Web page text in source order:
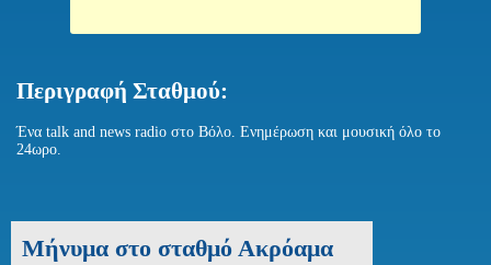
Περιγραφή Σταθμού:
Ένα talk and news radio στο Βόλο. Ενημέρωση και μουσική όλο το
24ωρο.
Μήνυμα στο σταθμό Ακρόαμα